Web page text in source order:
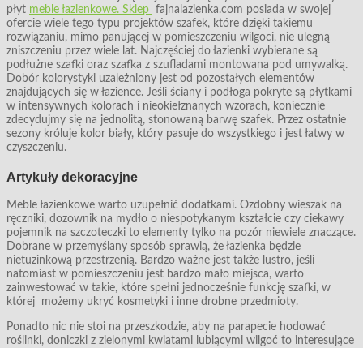
płyt meble łazienkowe. Sklep fajnalazienka.com posiada w swojej
ofercie wiele tego typu projektów szafek, które dzięki takiemu
rozwiązaniu, mimo panującej w pomieszczeniu wilgoci, nie ulegną
zniszczeniu przez wiele lat. Najczęściej do łazienki wybierane są
podłużne szafki oraz szafka z szufladami montowana pod umywalką.
Dobór kolorystyki uzależniony jest od pozostałych elementów
znajdujących się w łazience. Jeśli ściany i podłoga pokryte są płytkami
w intensywnych kolorach i nieokiełznanych wzorach, koniecznie
zdecydujmy się na jednolitą, stonowaną barwę szafek. Przez ostatnie
sezony króluje kolor biały, który pasuje do wszystkiego i jest łatwy w
czyszczeniu.
Artykuły dekoracyjne
Meble łazienkowe warto uzupełnić dodatkami. Ozdobny wieszak na
ręczniki, dozownik na mydło o niespotykanym kształcie czy ciekawy
pojemnik na szczoteczki to elementy tylko na pozór niewiele znaczące.
Dobrane w przemyślany sposób sprawią, że łazienka będzie
nietuzinkową przestrzenią. Bardzo ważne jest także lustro, jeśli
natomiast w pomieszczeniu jest bardzo mało miejsca, warto
zainwestować w takie, które spełni jednocześnie funkcję szafki, w
której możemy ukryć kosmetyki i inne drobne przedmioty.
Ponadto nic nie stoi na przeszkodzie, aby na parapecie hodować
roślinki, doniczki z zielonymi kwiatami lubiącymi wilgoć to interesujące